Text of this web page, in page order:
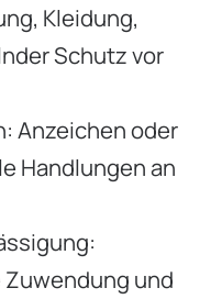
Kleidung,
Schutz vor
Anzeichen oder
Handlungen an
und